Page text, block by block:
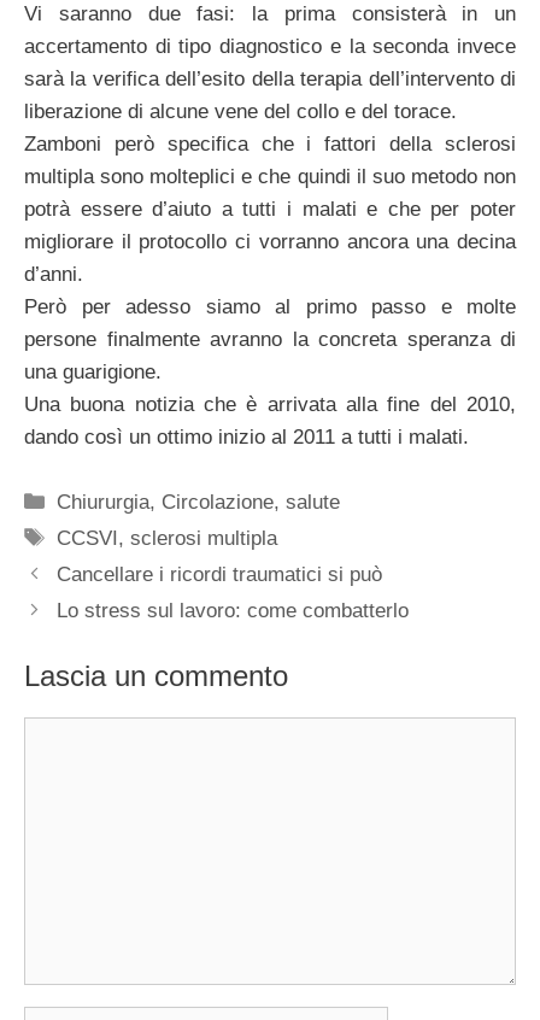
Vi saranno due fasi: la prima consisterà in un
accertamento di tipo diagnostico e la seconda invece
sarà la verifica dell’esito della terapia dell’intervento di
liberazione di alcune vene del collo e del torace.
Zamboni però specifica che i fattori della sclerosi
multipla sono molteplici e che quindi il suo metodo non
potrà essere d’aiuto a tutti i malati e che per poter
migliorare il protocollo ci vorranno ancora una decina
d’anni.
Però per adesso siamo al primo passo e molte
persone finalmente avranno la concreta speranza di
una guarigione.
Una buona notizia che è arrivata alla fine del 2010,
dando così un ottimo inizio al 2011 a tutti i malati.
Categorie
Chiururgia, Circolazione,salute
Tag
CCSVI,sclerosi multipla
Cancellare i ricordi traumatici si può
Lo stress sul lavoro: come combatterlo
Lascia un commento